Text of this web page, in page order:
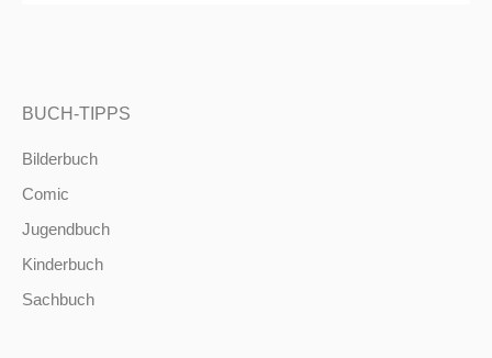
BUCH-TIPPS
Bilderbuch
Comic
Jugendbuch
Kinderbuch
Sachbuch